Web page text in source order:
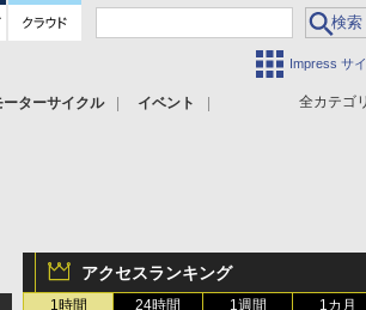
Impress サ
全カテゴリ
ーターサイクル
イベント
アクセスランキング
1時間 24時間 1週間 1カ月